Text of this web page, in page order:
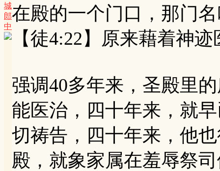
城
郎
中
在殿的一个门口，那门
【徒4:22】原来藉着神
强调40多年来，圣殿里
能医治，四十年来，就
切祷告，四十年来，他
殿，就象家属在羞辱祭